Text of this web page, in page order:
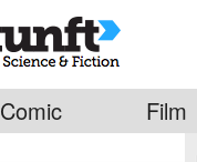
Comic Film